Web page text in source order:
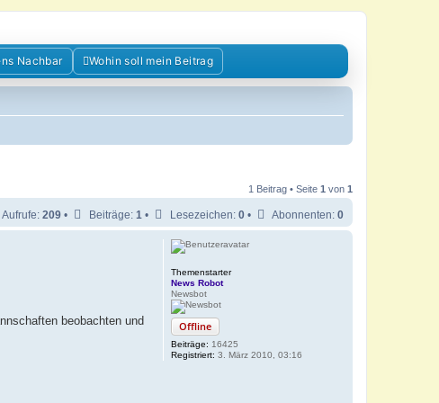
Nachbar Wohin soll mein Beitrag
1 Beitrag • Seite 1 von 1
Aufrufe: 209 • Beiträge: 1 • Lesezeichen: 0 • Abonnenten: 0
Themenstarter
News Robot
Newsbot
Offline
Beiträge: 16425
Registriert: 3. März 2010, 03:16
beobachten und